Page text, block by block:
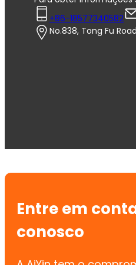
+86-18577340582
No.838, Tong Fu
Entre em
conosco